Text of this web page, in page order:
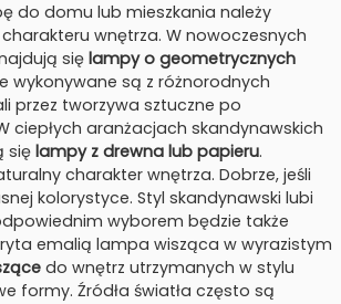
do domu lub mieszkania należy
wnętrza. W nowoczesnych
sięlampy o geometrycznych
wykonywane są z różnorodnych
przez tworzywa sztuczne po
ciepłych aranżacjach skandynawskich
się lampy z drewna lub papieru.
charakter wnętrza. Dobrze, jeśli
kolorystyce. Styl skandynawski lubi
wyborem będzie także
emalią lampa wisząca w wyrazistym
do wnętrz utrzymanych w stylu
formy. Źródła światła często są